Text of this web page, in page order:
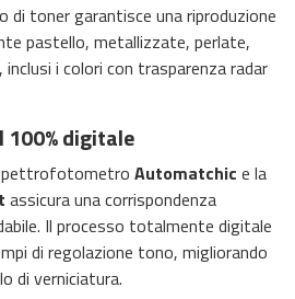
di toner garantisce una riproduzione
pastello, metallizzate, perlate,
i colori con trasparenza radar
100% digitale
Automatchic e la
assicura una corrispondenza
Il processo totalmente digitale
di regolazione tono, migliorando
di verniciatura.